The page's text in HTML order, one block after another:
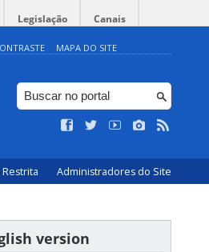
Legislação Canais
MAPA DO SITE
Administradores do Site
version